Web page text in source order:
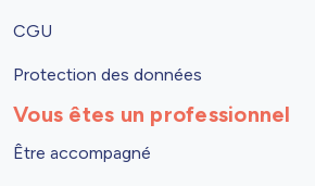
CGU
Protection des données
Vous êtes un professionnel
Être accompagné